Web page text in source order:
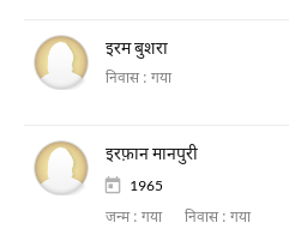
इरम बुशरा
निवास : गया
इरफ़ान मानपुरी
1965
जन्म : गया निवास : गया